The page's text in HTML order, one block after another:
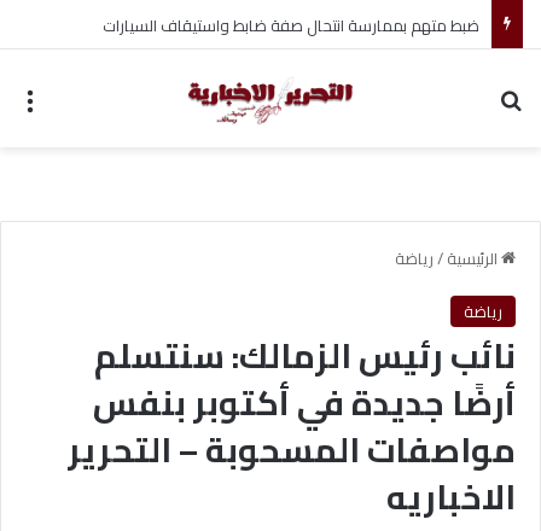
ضبط متهم بممارسة انتحال صفة ضابط واستيقاف السيارات
الرئيسية/رياضة
رياضة
نائب رئيس الزمالك: سنتسلم
أرضًا جديدة في أكتوبر بنفس
مواصفات المسحوبة – التحرير
الاخباريه